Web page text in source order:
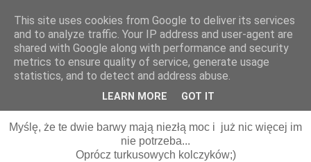
07 kwietnia 2013
Maximum koloru - minimum dodatków...
Myślę, że te dwie barwy mają niezłą moc i już nic więcej im
nie potrzeba...
Oprócz turkusowych kolczyków;)
This site uses cookies from Google to deliver its services
and to analyze traffic. Your IP address and user-agent are
shared with Google along with performance and security
metrics to ensure quality of service, generate usage
statistics, and to detect and address abuse.
LEARN MORE GOT IT